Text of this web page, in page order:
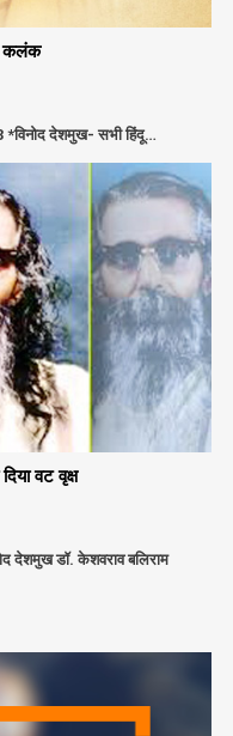
कलंक
3 *विनोद देशमुख- सभी हिंदू…
वट वृक्ष
देशमुख डॉ. केशवराव बलिराम